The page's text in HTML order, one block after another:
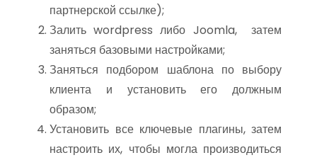
партнерской ссылке);
Залить wordpress либо Joomla, затем
заняться базовыми настройками;
Заняться подбором шаблона по выбору
клиента и установить его должным
образом;
Установить все ключевые плагины, затем
настроить их, чтобы могла производиться